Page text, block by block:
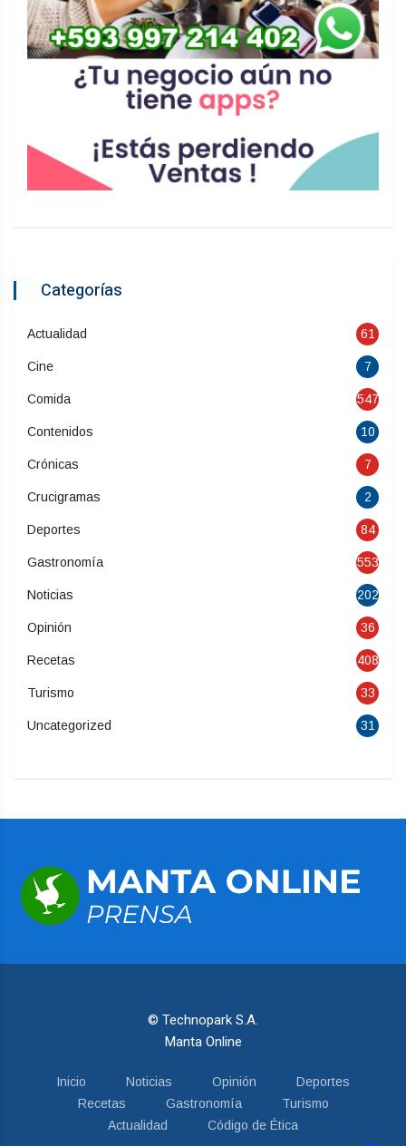
Categorías
Actualidad 61
Cine 7
Comida 547
Contenidos 10
Crónicas 7
Crucigramas 2
Deportes 84
Gastronomía 553
Noticias 202
Opinión 36
Recetas 408
Turismo 33
Uncategorized 31
© Technopark S.A.
Manta Online
Inicio Noticias Opinión
Deportes
Recetas
Gastronomía
Turismo
Actualidad
Código de Ética